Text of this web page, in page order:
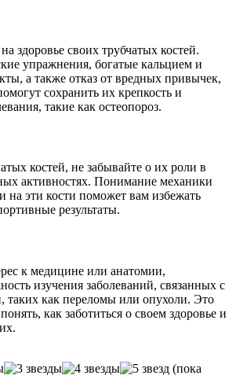
здоровье своих трубчатых костей.
упражнения, богатые кальцием и
а также отказ от вредных привычек,
сохранить их крепкость и
такие как остеопороз.
костей, не забывайте о их роли в
активностях. Понимание механики
на эти кости поможет вам избежать
результаты.
к медицине или анатомии,
изучения заболеваний, связанных с
таких как переломы или опухоли. Это
как заботиться о своем здоровье и
(пока